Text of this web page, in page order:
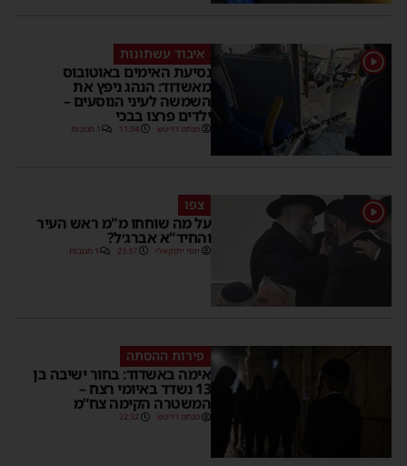
1 איבוד עשתונות
נסיעת האימים באוטובוס
מאשדוד: הנהג ניפץ את
השמשה לעיני הנוסעים –
ילדים פרצו בבכי
מנחם דויטש 11:34 1 תגובות
1 צפו
על מה שוחחו מ"מ ראש העיר
והחיד"א אברג׳ל?
יוסי יחזקאלי 23:37 1 תגובות
פירות ההסתה
אימה באשדוד: בחור ישיבה בן
13 נשדד באיומי רצח –
המשטרה הקימה צח”מ
מנחם דויטש 22:32